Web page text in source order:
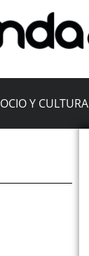
OCIO Y CULTURA